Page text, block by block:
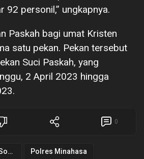
92 personil,” ungkapnya.
Paskah bagi umat Kristen
satu pekan. Pekan tersebut
Suci Paskah, yang
2 April 2023 hingga
0
AKBP Tommy Souissa SIK Polres Minahasa